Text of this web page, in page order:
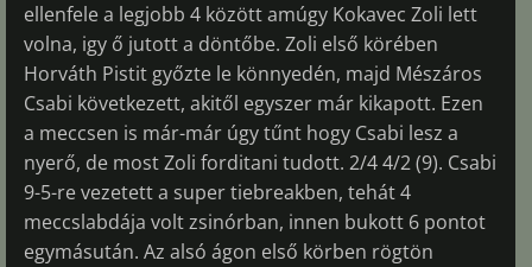
ellenfele a legjobb 4 között amúgy Kokavec Zoli lett
volna, igy ő jutott a döntőbe. Zoli első körében
Horváth Pistit győzte le könnyedén, majd Mészáros
Csabi következett, akitől egyszer már kikapott. Ezen
a meccsen is már-már úgy tűnt hogy Csabi lesz a
nyerő, de most Zoli forditani tudott. 2/4 4/2 (9). Csabi
9-5-re vezetett a super tiebreakben, tehát 4
meccslabdája volt zsinórban, innen bukott 6 pontot
egymásután. Az alsó ágon első körben rögtön